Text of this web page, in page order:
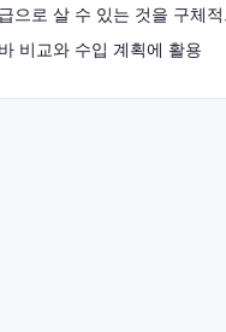
으로 살 수 있는 것을 구체
비교와 수입 계획에 활용